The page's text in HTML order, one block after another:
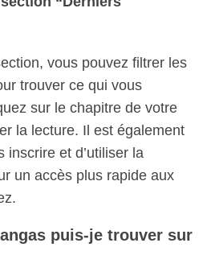
vous pouvez filtrer les
trouver ce qui vous
sur le chapitre de votre
la lecture. Il est également
inscrire et d’utiliser la
un accès plus rapide aux
puis-je trouver sur